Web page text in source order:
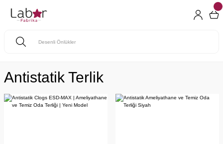
Antistatik Terlik